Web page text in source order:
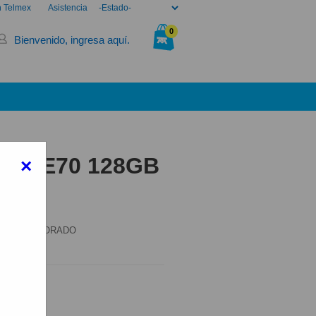
×
Asistencia
Telmex
0
Bienvenido, ingresa aquí.
128GB
128GB DORADO